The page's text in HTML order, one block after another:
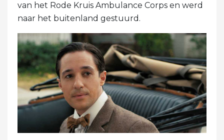
van het Rode Kruis Ambulance Corps en werd
naar het buitenland gestuurd.